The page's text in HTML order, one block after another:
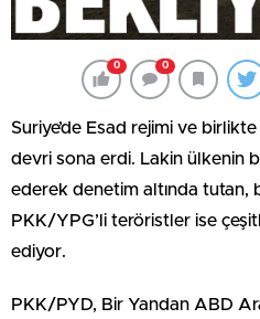
0 0
Suriye’de Esad rejimi ve
devri sona erdi. Lakin ülkenin
ederek denetim altında tutan,
PKK/YPG’li teröristler ise
ediyor.
PKK/PYD, Bir Yandan ABD